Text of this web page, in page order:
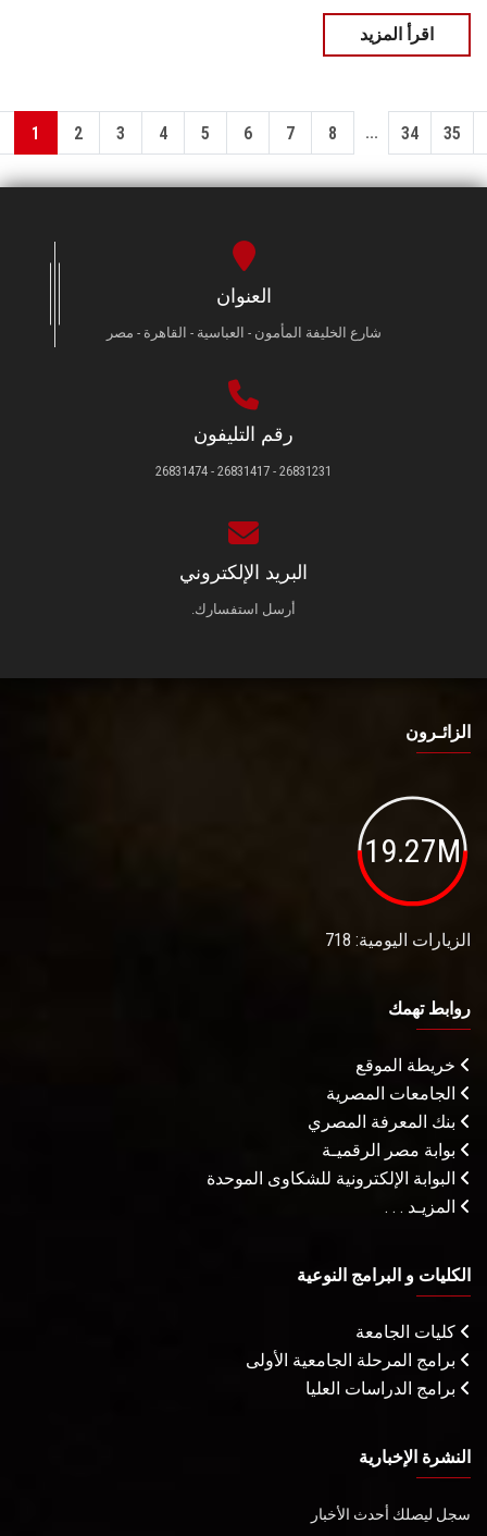
اقرأ المزيد
1 2 3 4 5 6 7 8 ... 34 35
العنوان
شارع الخليفة المأمون - العباسية - القاهرة - مصر
رقم التليفون
26831231 - 26831417 - 26831474
البريد الإلكتروني
أرسل استفسارك.
الزائـرون
19.27M
الزيارات اليومية: 718
روابط تهمك
خريطة الموقع
الجامعات المصرية
بنك المعرفة المصري
بوابة مصر الرقميـة
البوابة الإلكترونية للشكاوى الموحدة
المزيـد . . .
الكليات و البرامج النوعية
كليات الجامعة
برامج المرحلة الجامعية الأولى
برامج الدراسات العليا
النشرة الإخبارية
سجل ليصلك أحدث الأخبار